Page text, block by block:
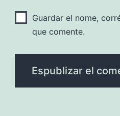
Guardar el nome,
que comente.